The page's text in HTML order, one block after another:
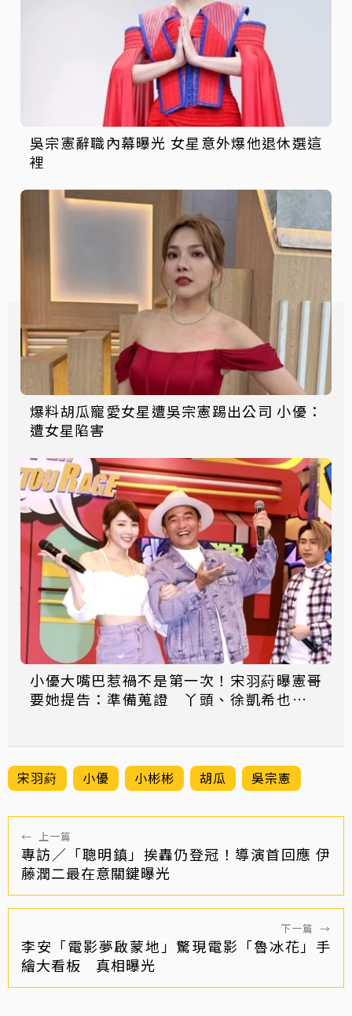
吳宗憲辭職內幕曝光 女星意外爆他退休選這
裡
爆料胡瓜寵愛女星遭吳宗憲踢出公司 小優：
遭女星陷害
小優大嘴巴惹禍不是第一次！宋羽葤曝憲哥
要她提告：準備蒐證 丫頭、徐凱希也曾是
宋羽葤 小優 小彬彬 胡瓜 吳宗憲
← 上一篇
專訪／「聰明鎮」挨轟仍登冠！導演首回應 伊
藤潤二最在意關鍵曝光
下一篇 →
李安「電影夢啟蒙地」驚現電影「魯冰花」手
繪大看板 真相曝光